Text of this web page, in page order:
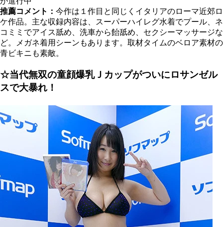
推薦コメント： 今作は１作目と同じくイタリアのローマ近郊ロ
ケ作品。主な収録内容は、スーパーハイレグ水着でプール、ネ
コミミでアイス舐め、洗車から飴舐め、セクシーマッサージな
ど。メガネ着用シーンもあります。取材タイムのベロア素材の
青ビキニも素敵。
☆当代無双の童顔爆乳Ｊカップがついにロサンゼル
スで大暴れ！